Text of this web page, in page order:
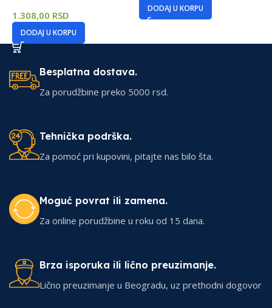
1.308,00 RSD
DODAJ U KORPU
DODAJ U KORPU
Besplatna dostava.
Za porudžbine preko 5000 rsd.
Tehnička podrška.
Za pomoć pri kupovini, pitajte nas bilo šta.
Moguć povrat ili zamena.
Za online porudžbine u roku od 15 dana.
Brza isporuka ili lično preuzimanje.
Lično preuzimanje u Beogradu, uz prethodni dogovor